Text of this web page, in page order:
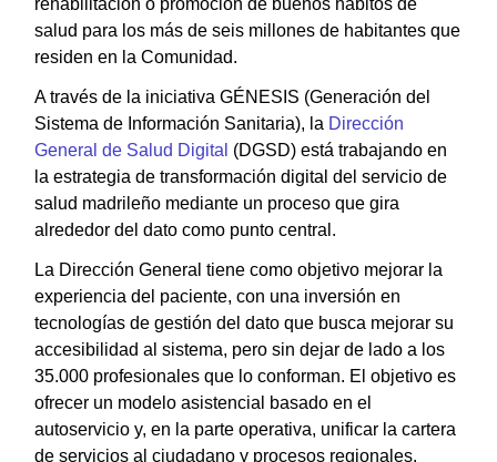
salud para los más de seis millones de habitantes que
residen en la Comunidad.
A través de la iniciativa GÉNESIS (Generación del
Sistema de Información Sanitaria), la Dirección
General de Salud Digital (DGSD) está trabajando en
la estrategia de transformación digital del servicio de
salud madrileño mediante un proceso que gira
alrededor del dato como punto central.
La Dirección General tiene como objetivo mejorar la
experiencia del paciente, con una inversión en
tecnologías de gestión del dato que busca mejorar su
accesibilidad al sistema, pero sin dejar de lado a los
35.000 profesionales que lo conforman. El objetivo es
ofrecer un modelo asistencial basado en el
autoservicio y, en la parte operativa, unificar la cartera
de servicios al ciudadano y procesos regionales.